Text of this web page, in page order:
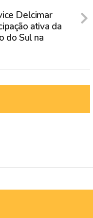
Delcimar
ativa da
do Sul na